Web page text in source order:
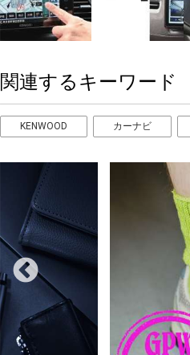
関連するキーワード
KENWOOD カーナビ